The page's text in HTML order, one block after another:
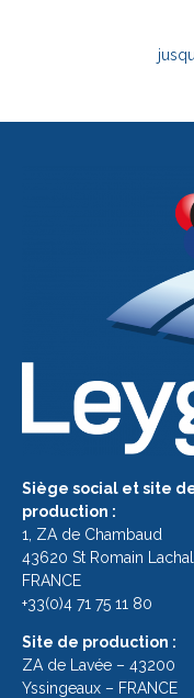
Siège social et site
production :
1, ZA de Chambaud
43620 St Romain
FRANCE
+33(0)4 71 75 11 80
Site de production :
ZA de Lavée – 43200
Yssingeaux – FRANCE